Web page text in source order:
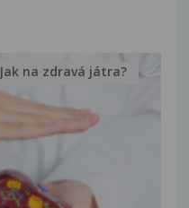
Jak na zdravá játra?